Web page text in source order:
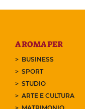
A ROMA PER
BUSINESS
SPORT
STUDIO
ARTE E CULTURA